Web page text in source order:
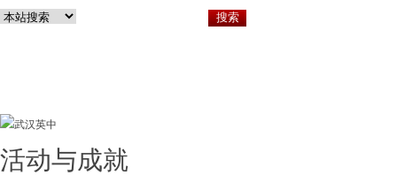
活动与成就